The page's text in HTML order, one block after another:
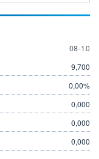
8
08-10
9,700
0,00%
0,000
0,000
0,000